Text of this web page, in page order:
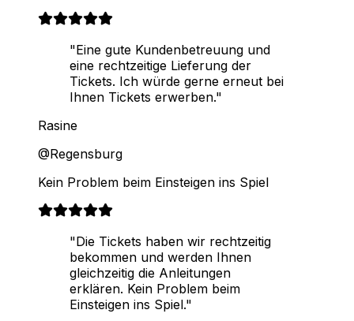
"Eine gute Kundenbetreuung und
eine rechtzeitige Lieferung der
Tickets. Ich würde gerne erneut bei
Ihnen Tickets erwerben."
Rasine
@Regensburg
Kein Problem beim Einsteigen ins Spiel
"Die Tickets haben wir rechtzeitig
bekommen und werden Ihnen
gleichzeitig die Anleitungen
erklären. Kein Problem beim
Einsteigen ins Spiel."